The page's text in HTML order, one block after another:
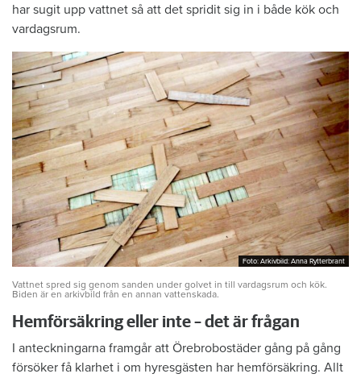
har sugit upp vattnet så att det spridit sig in i både kök och
vardagsrum.
Foto: Arkivbild: Anna Rytterbrant
Foto: Arkivbild: Anna Rytterbrant
Vattnet spred sig genom sanden under golvet in till vardagsrum och kök.
Biden är en arkivbild från en annan vattenskada.
Hemförsäkring eller inte – det är frågan
I anteckningarna framgår att Örebrobostäder gång på gång
försöker få klarhet i om hyresgästen har hemförsäkring. Allt